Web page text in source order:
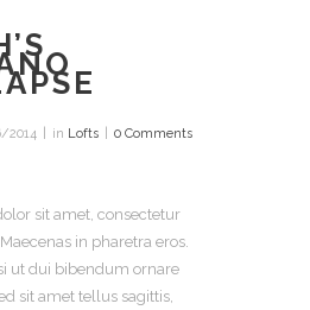
2014 in Lofts 0 Comments
sit amet, consectetur
in pharetra eros.
ut dui bibendum ornare
sit amet tellus sagittis,